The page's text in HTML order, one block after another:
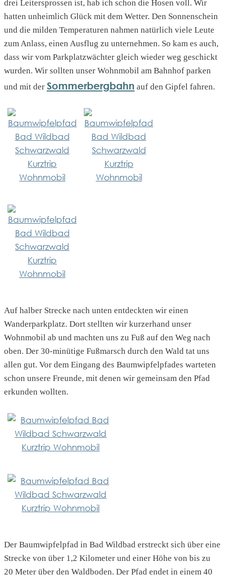
drei Leitersprossen ist, hab ich schon die Hosen voll. Wir
hatten unheimlich Glück mit dem Wetter. Den Sonnenschein
und die milden Temperaturen nahmen natürlich viele Leute
zum Anlass, einen Ausflug zu unternehmen. So kam es auch,
dass wir vom Parkplatzwächter gleich wieder weg geschickt
wurden. Wir sollten unser Wohnmobil am Bahnhof parken
und mit der Sommerbergbahn auf den Gipfel fahren.
Auf halber Strecke nach unten entdeckten wir einen
Wanderparkplatz. Dort stellten wir kurzerhand unser
Wohnmobil ab und machten uns zu Fuß auf den Weg nach
oben. Der 30-minütige Fußmarsch durch den Wald tat uns
allen gut. Vor dem Eingang des Baumwipfelpfades warteten
schon unsere Freunde, mit denen wir gemeinsam den Pfad
erkunden wollten.
Der Baumwipfelpfad in Bad Wildbad erstreckt sich über eine
Strecke von über 1,2 Kilometer und einer Höhe von bis zu
20 Meter über den Waldboden. Der Pfad endet in einem 40